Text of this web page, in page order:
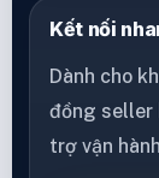
Kết nối
Dành cho
đồng seller
trợ vận